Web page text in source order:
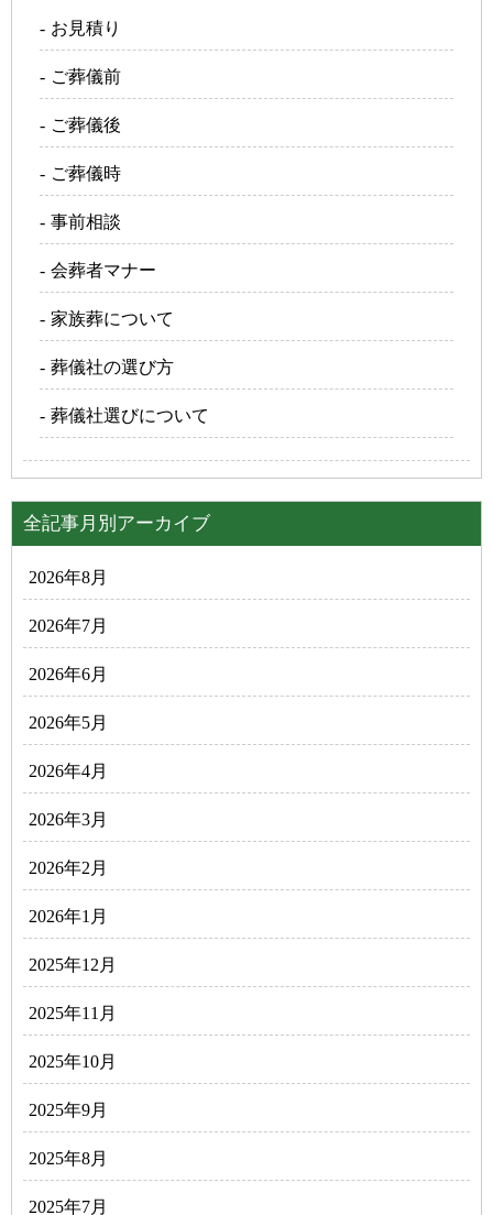
お見積り
ご葬儀前
ご葬儀後
ご葬儀時
事前相談
会葬者マナー
家族葬について
葬儀社の選び方
葬儀社選びについて
全記事月別アーカイブ
2026年8月
2026年7月
2026年6月
2026年5月
2026年4月
2026年3月
2026年2月
2026年1月
2025年12月
2025年11月
2025年10月
2025年9月
2025年8月
2025年7月